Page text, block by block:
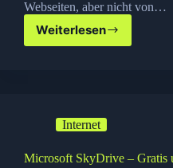
Webseiten, aber nicht von…
Weiterlesen
Das
Internet
Microsoft SkyDrive – Gratis